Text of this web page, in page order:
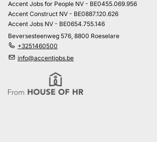
Accent Jobs for People NV - BE0455.069.956
Accent Construct NV - BE0887.120.626
Accent Jobs NV - BE0654.755.146
Beversesteenweg 576, 8800 Roeselare
+3251460500
info@accentjobs.be